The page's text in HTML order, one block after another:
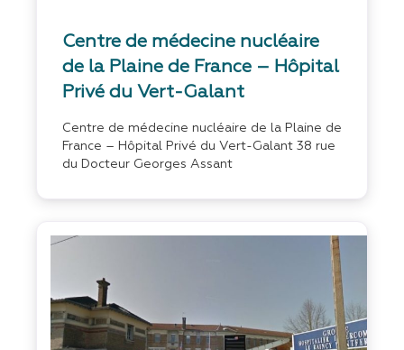
Centre de médecine nucléaire
de la Plaine de France – Hôpital
Privé du Vert-Galant
Centre de médecine nucléaire de la Plaine de
France – Hôpital Privé du Vert-Galant 38 rue
du Docteur Georges Assant